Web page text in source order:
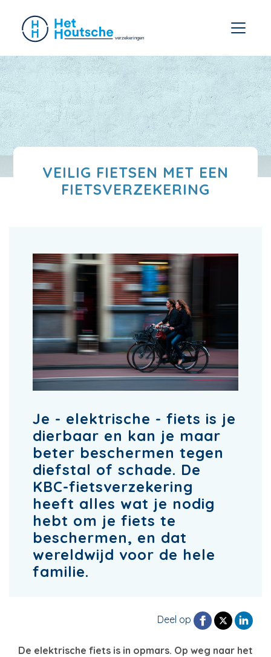
VEILIG FIETSEN MET EEN
FIETSVERZEKERING
Je - elektrische - fiets is je
dierbaar en kan je maar
beter beschermen tegen
diefstal of schade. De
KBC-fietsverzekering
heeft alles wat je nodig
hebt om je fiets te
beschermen, en dat
wereldwijd voor de hele
familie.
Deel op
De elektrische fiets is in opmars. Op weg naar het